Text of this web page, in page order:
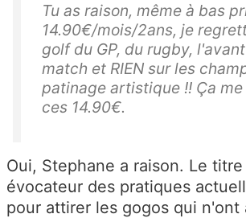
Tu as raison, même à bas
14.90€/mois/2ans, je
golf du GP, du rugby,
match et RIEN sur les
patinage artistique !! Ça
ces 14.90€.
Oui, Stephane a raison. Le
évocateur des pratiques
pour attirer les gogos qui n'ont